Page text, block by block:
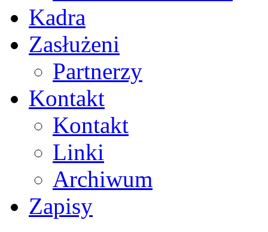
Kadra
Zasłużeni
Partnerzy
Kontakt
Kontakt
Linki
Archiwum
Zapisy